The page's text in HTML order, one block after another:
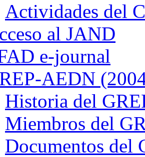
Actividades del
al JAND
e-journal
AEDN
Historia del
Miembros del
Documentos del